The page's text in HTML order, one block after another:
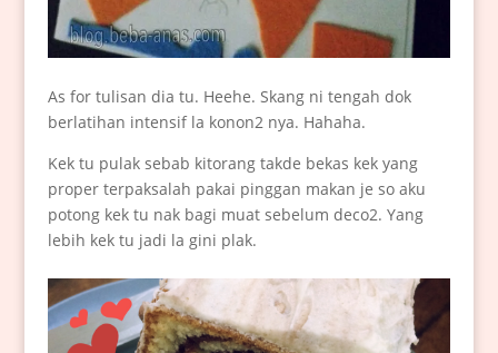
As for tulisan dia tu. Heehe. Skang ni tengah dok
berlatihan intensif la konon2 nya. Hahaha.
Kek tu pulak sebab kitorang takde bekas kek yang
proper terpaksalah pakai pinggan makan je so aku
potong kek tu nak bagi muat sebelum deco2. Yang
lebih kek tu jadi la gini plak.